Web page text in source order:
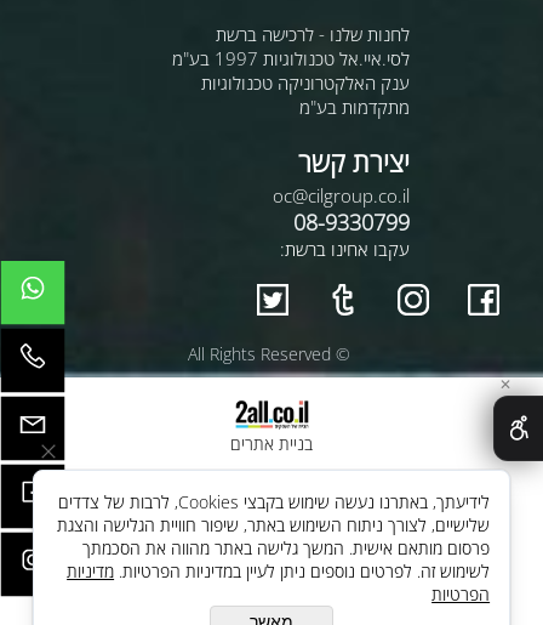
לחנות שלנו - לרכישה ברשת
לסי.איי.אל טכנולוגיות 1997 בע"מ
ענק האלקטרוניקה טכנולוגיות
מתקדמות בע"מ
יצירת קשר
oc@cilgroup.co.il
08-9330799
עקבו אחינו ברשת:
© All Rights Reserved
בניית אתרים
✕
לידיעתך, באתרנו נעשה שימוש בקבצי Cookies, לרבות של צדדים
שלישיים, לצורך ניתוח השימוש באתר, שיפור חוויית הגלישה והצגת
פרסום מותאם אישית. המשך גלישה באתר מהווה את הסכמתך
לשימוש זה. לפרטים נוספים ניתן לעיין במדיניות הפרטיות. מדיניות
הפרטיות